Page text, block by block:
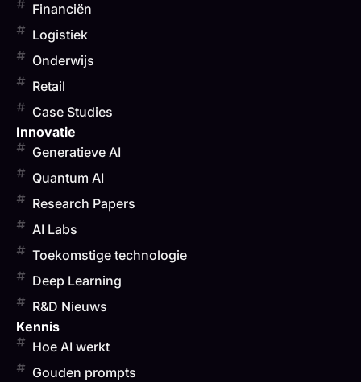
Financiën
Logistiek
Onderwijs
Retail
Case Studies
Innovatie
Generatieve AI
Quantum AI
Research Papers
AI Labs
Toekomstige technologie
Deep Learning
R&D Nieuws
Kennis
Hoe AI werkt
Gouden prompts